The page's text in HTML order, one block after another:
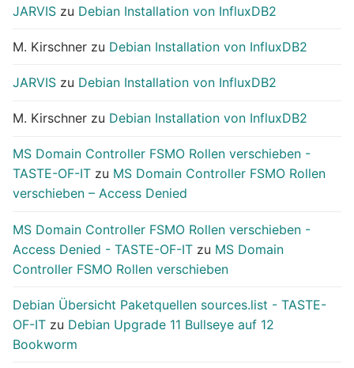
JARVIS zu Debian Installation von InfluxDB2
M. Kirschner zu Debian Installation von InfluxDB2
JARVIS zu Debian Installation von InfluxDB2
M. Kirschner zu Debian Installation von InfluxDB2
MS Domain Controller FSMO Rollen verschieben -
TASTE-OF-IT zu MS Domain Controller FSMO Rollen
verschieben – Access Denied
MS Domain Controller FSMO Rollen verschieben -
Access Denied - TASTE-OF-IT zu MS Domain
Controller FSMO Rollen verschieben
Debian Übersicht Paketquellen sources.list - TASTE-
OF-IT zu Debian Upgrade 11 Bullseye auf 12
Bookworm